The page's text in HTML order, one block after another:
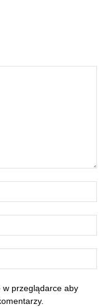
przeglądarce aby